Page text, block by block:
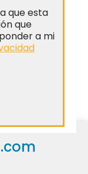
que esta
que
a mi